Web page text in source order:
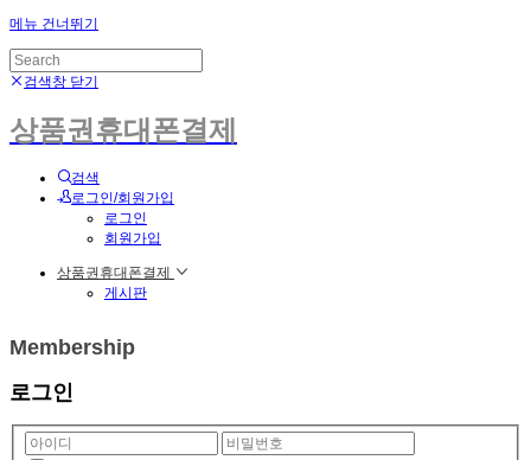
메뉴 건너뛰기
검색창 닫기
상품권휴대폰결제
검색
로그인/회원가입
로그인
회원가입
상품권휴대폰결제
게시판
Membership
로그인